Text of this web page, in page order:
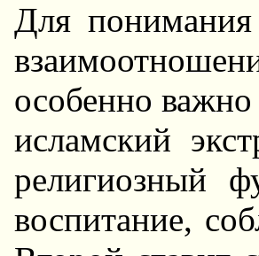
Для
особенно
исламский
религиозный
воспитание,